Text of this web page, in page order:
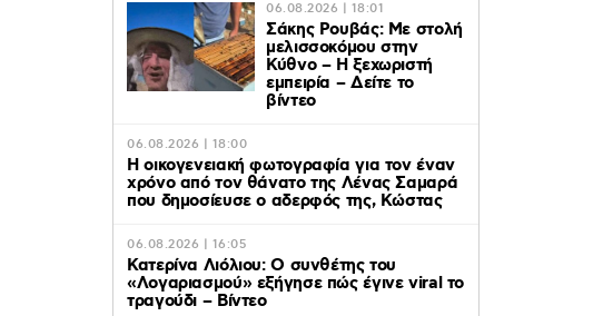
06.08.2026 | 18:01
Σάκης Ρουβάς: Με στολή
μελισσοκόμου στην
Κύθνο – Η ξεχωριστή
εμπειρία – Δείτε το
βίντεο
06.08.2026 | 18:00
Η οικογενειακή φωτογραφία για τον έναν
χρόνο από τον θάνατο της Λένας Σαμαρά
που δημοσίευσε ο αδερφός της, Κώστας
06.08.2026 | 16:05
Κατερίνα Λιόλιου: Ο συνθέτης του
«Λογαριασμού» εξήγησε πώς έγινε viral το
τραγούδι – Βίντεο